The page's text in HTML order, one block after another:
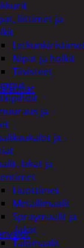
liittimet ja
Nipat ja holkit
Tiivisteet
ja
ja -
lakat ja
Liuottimet
Metallimaalit
Spraymaalit ja
-lakat
Talomaalit